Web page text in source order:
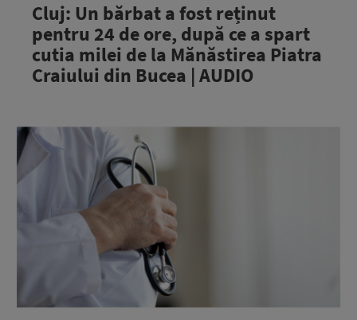
Cluj: Un bărbat a fost reținut
pentru 24 de ore, după ce a spart
cutia milei de la Mănăstirea Piatra
Craiului din Bucea | AUDIO